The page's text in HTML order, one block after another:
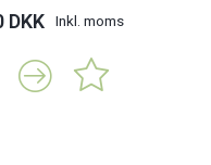
DKK Inkl. moms